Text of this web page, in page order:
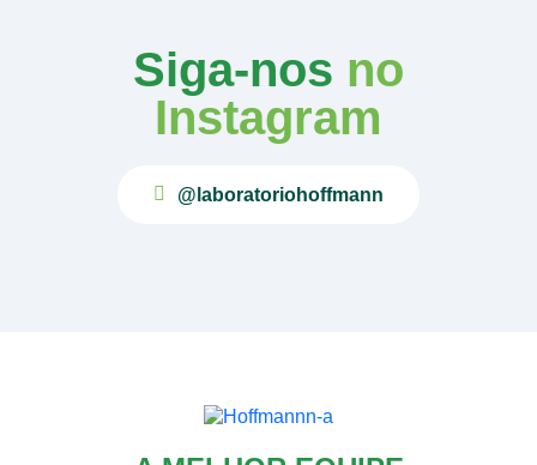
Siga-nos no
Instagram
@laboratoriohoffmann